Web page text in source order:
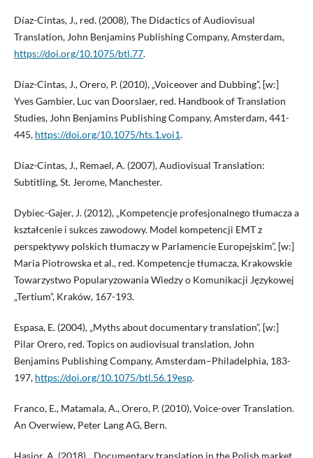
Díaz-Cintas, J., red. (2008), The Didactics of Audiovisual
Translation, John Benjamins Publishing Company, Amsterdam,
https://doi.org/10.1075/btl.77.
Díaz-Cintas, J., Orero, P. (2010), „Voiceover and Dubbing”, [w:]
Yves Gambier, Luc van Doorslaer, red. Handbook of Translation
Studies, John Benjamins Publishing Company, Amsterdam, 441-
445, https://doi.org/10.1075/hts.1.voi1.
Díaz-Cintas, J., Remael, A. (2007), Audiovisual Translation:
Subtitling, St. Jerome, Manchester.
Dybiec-Gajer, J. (2012), „Kompetencje profesjonalnego tłumacza a
kształcenie i sukces zawodowy. Model kompetencji EMT z
perspektywy polskich tłumaczy w Parlamencie Europejskim”, [w:]
Maria Piotrowska et al., red. Kompetencje tłumacza, Krakowskie
Towarzystwo Popularyzowania Wiedzy o Komunikacji Językowej
„Tertium”, Kraków, 167-193.
Espasa, E. (2004), „Myths about documentary translation”, [w:]
Pilar Orero, red. Topics on audiovisual translation, John
Benjamins Publishing Company, Amsterdam–Philadelphia, 183-
197, https://doi.org/10.1075/btl.56.19esp.
Franco, E., Matamala, A., Orero, P. (2010), Voice-over Translation.
An Overwiew, Peter Lang AG, Bern.